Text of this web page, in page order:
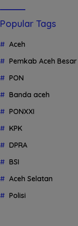
Popular Tags
Aceh
Pemkab Aceh Besar
PON
Banda aceh
PONXXI
KPK
DPRA
BSI
Aceh Selatan
Polisi